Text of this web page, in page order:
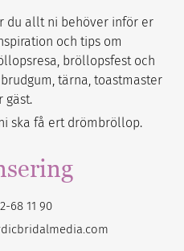
du allt ni behöver inför er
och tips om
bröllopsfest och
tärna, toastmaster
gäst.
ska få ert drömbröllop.
68 11 90